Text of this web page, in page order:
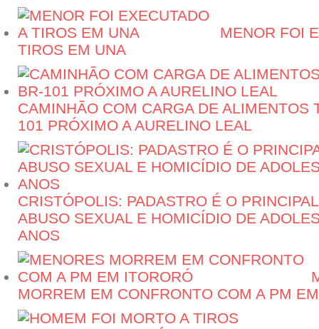
MENOR FOI
TIROS EM UNA
CAMINHÃO COM CARGA DE ALIMENTOS
101 PRÓXIMO A AURELINO LEAL
CRISTÓPOLIS: PADASTRO É O
ABUSO SEXUAL E HOMICÍDIO DE
ANOS
MORREM EM CONFRONTO COM A PM